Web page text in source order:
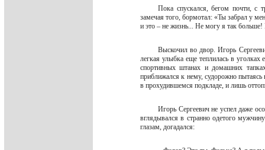
Пока спускался, бегом почти, с
замечая того, бормотал: «Ты забрал у
и это – не жизнь... Не могу я так
Выскочил во двор. Игорь
легкая улыбка еще теплилась в уголках
спортивных штанах и домашних
приближался к нему, судорожно
в прохудившемся подкладе, и лишь
Игорь Сергеевич не успел даже
вглядывался в странно одетого
глазам, догадался: